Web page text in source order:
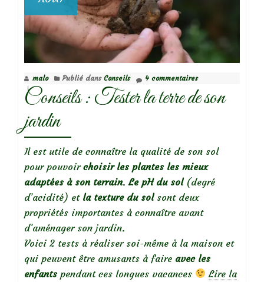
malo Publié dans Conseils 4 commentaires
Conseils : Tester la terre de son
jardin
Il est utile de connaître la qualité de son sol
pour pouvoir choisir les plantes les mieux
adaptées à son terrain.Le pH du sol(degré
d’acidité) et la texture du sol sont deux
propriétés importantes à connaître avant
d’aménager son jardin.
Voici 2 tests à réaliser soi-même à la maison et
qui peuvent être amusants à faire avec les
enfants pendant ces longues vacances
Lire la